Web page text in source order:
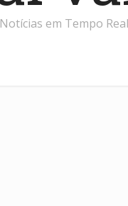
Notícias em Tempo Real